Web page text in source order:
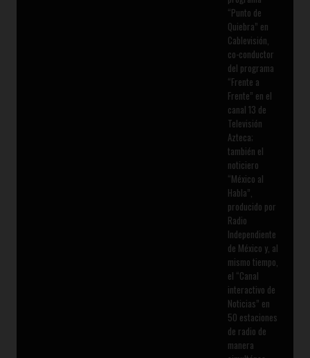
“Punto de
Quiebra” en
Cablevisión,
co-conductor
del programa
“Frente a
Frente” en el
canal 13 de
Televisión
Azteca;
también el
noticiero
“México al
Habla”,
producido por
Radio
Independiente
de México y, al
mismo tiempo,
el “Canal
interactivo de
Noticias” en
50 estaciones
de radio de
manera